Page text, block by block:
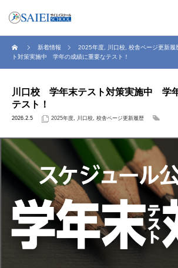
新着情報 2025年度 川口校 校舎ページ更新履
ト対策実施中 学年の成績に重要なテスト！
川口校 学年末テスト対策実施中 学
テスト！
2026.2.5 2025年度, 川口校, 校舎ページ更新履歴